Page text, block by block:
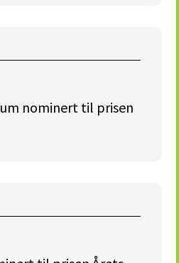
nominert til prisen